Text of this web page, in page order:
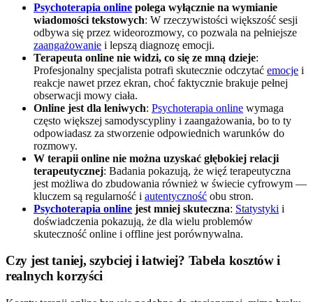
Psychoterapia online polega wyłącznie na wymianie
wiadomości tekstowych: W rzeczywistości większość sesji
odbywa się przez wideorozmowy, co pozwala na pełniejsze
zaangażowanie i lepszą diagnozę emocji.
Terapeuta online nie widzi, co się ze mną dzieje:
Profesjonalny specjalista potrafi skutecznie odczytać emocje i
reakcje nawet przez ekran, choć faktycznie brakuje pełnej
obserwacji mowy ciała.
Online jest dla leniwych: Psychoterapia online wymaga
często większej samodyscypliny i zaangażowania, bo to ty
odpowiadasz za stworzenie odpowiednich warunków do
rozmowy.
W terapii online nie można uzyskać głębokiej relacji
terapeutycznej: Badania pokazują, że więź terapeutyczna
jest możliwa do zbudowania również w świecie cyfrowym —
kluczem są regularność i autentyczność obu stron.
Psychoterapia online jest mniej skuteczna: Statystyki i
doświadczenia pokazują, że dla wielu problemów
skuteczność online i offline jest porównywalna.
Czy jest taniej, szybciej i łatwiej? Tabela kosztów i
realnych korzyści